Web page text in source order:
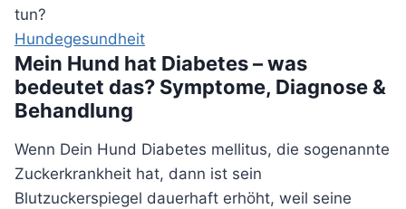
Hundegesundheit
Mein Hund hat Diabetes – was
bedeutet das? Symptome, Diagnose &
Behandlung
Wenn Dein Hund Diabetes mellitus, die sogenannte
Zuckerkrankheit hat, dann ist sein
Blutzuckerspiegel dauerhaft erhöht, weil seine